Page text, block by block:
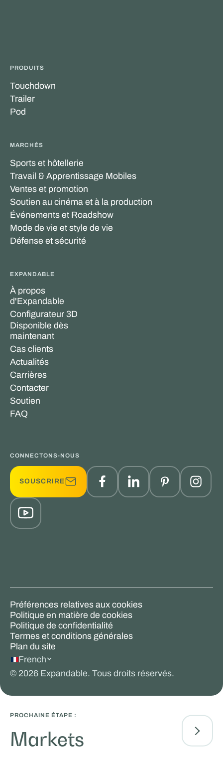
PRODUITS
Touchdown
Trailer
Pod
MARCHÉS
Sports et hôtellerie
Travail & Apprentissage Mobiles
Ventes et promotion
Soutien au cinéma et à la production
Événements et Roadshow
Mode de vie et style de vie
Défense et sécurité
EXPANDABLE
À propos
d'Expandable
Configurateur 3D
Disponible dès
maintenant
Cas clients
Actualités
Carrières
Contacter
Soutien
FAQ
CONNECTONS-NOUS
SOUSCRIRE
Préférences relatives aux cookies
Politique en matière de cookies
Politique de confidentialité
Termes et conditions générales
Plan du site
French
© 2026 Expandable. Tous droits réservés.
PROCHAINE ÉTAPE :
Markets